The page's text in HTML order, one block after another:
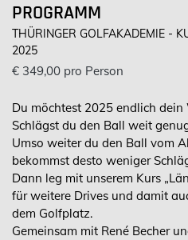
PROGRAMM
THÜRINGER GOLFAKADEMIE -
2025
€ 349,00 pro Person
Du möchtest 2025 endlich
Schlägst du den Ball weit
Umso weiter du den Ball vom
bekommst desto weniger
Dann leg mit unserem Kurs
für weitere Drives und damit
dem Golfplatz.
Gemeinsam mit René Becher